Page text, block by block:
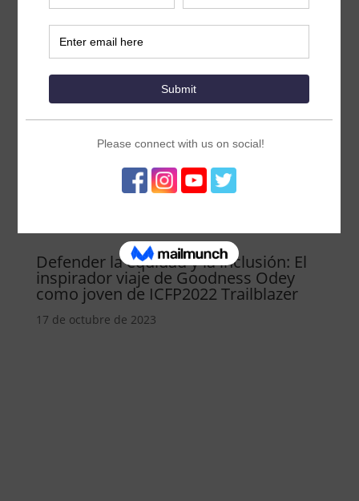
Defender la equidad y la inclusión: El
inspirador viaje de Goodness Odey
como joven de ICFP2022 Trailblazer
17 de octubre de 2023